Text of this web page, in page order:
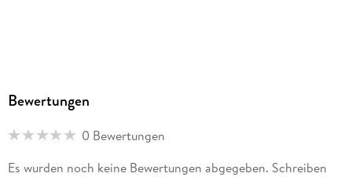
Bewertungen
0 Bewertungen
Es wurden noch keine Bewertungen abgegeben. Schreiben